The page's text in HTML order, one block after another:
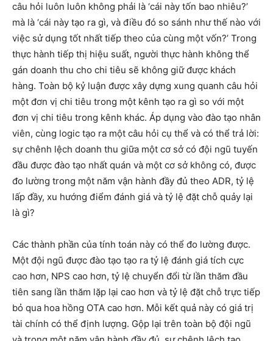
câu hỏi luôn luôn không phải là ‘cái này tốn bao nhiêu?’
mà là ‘cái này tạo ra gì, và điều đó so sánh như thế nào với
việc sử dụng tốt nhất tiếp theo của cùng một vốn?’ Trong
thực hành tiếp thị hiệu suất, người thực hành không thể
gán doanh thu cho chi tiêu sẽ không giữ được khách
hàng. Toàn bộ kỷ luận được xây dựng xung quanh câu hỏi
một đơn vị chi tiêu trong một kênh tạo ra gì so với một
đơn vị chi tiêu trong kênh khác. Áp dụng vào đào tạo nhân
viên, cùng logic tạo ra một câu hỏi cụ thể và có thể trả lời:
sự chênh lệch doanh thu giữa một cơ sở có đội ngũ tuyến
đầu được đào tạo nhất quán và một cơ sở không có, được
đo lường trong một năm vận hành đầy đủ theo ADR, tỷ lệ
lấp đầy, xu hướng điểm đánh giá và tỷ lệ đặt chỗ quảy lại
là gì?
Các thành phần của tính toán này có thể đo lường được.
Một đội ngũ được đào tạo tạo ra tỷ lệ đánh giá tích cực
cao hơn, NPS cao hơn, tỷ lệ chuyển đổi từ lần thăm đầu
tiên sang lần thăm lặp lại cao hơn và tỷ lệ đặt chỗ trực tiếp
bỏ qua hoa hồng OTA cao hơn. Mỗi kết quả này có giá trị
tài chính có thể định lượng. Gộp lại trên toàn bộ đội ngũ